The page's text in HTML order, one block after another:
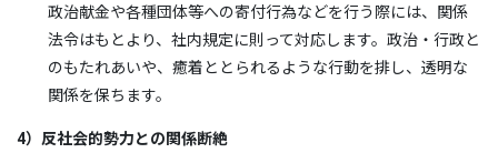
政治献金や各種団体等への寄付行為などを行う際には、関係
法令はもとより、社内規定に則って対応します。政治・行政と
のもたれあいや、癒着ととられるような行動を排し、透明な
関係を保ちます。
4）反社会的勢力との関係断絶